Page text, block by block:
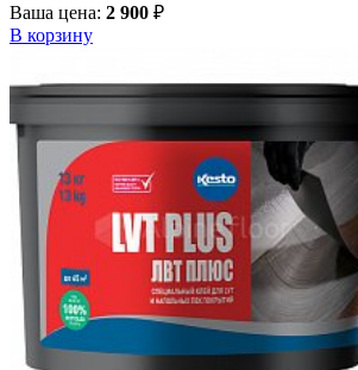
Ваша цена: 2 900 ₽
В корзину